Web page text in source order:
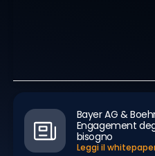
Bayer AG &
Engagement
bisogno
Leggi il